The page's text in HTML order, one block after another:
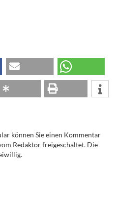
können Sie einen Kommentar
Redaktor freigeschaltet. Die